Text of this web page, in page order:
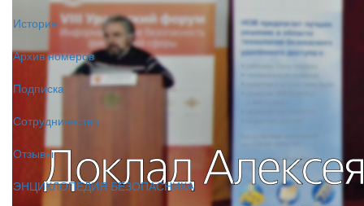
История
Архив номеров
Подписка
Сотрудничество
Отзывы
ЭНЦИКЛОПЕДИЯ БЕЗОПАСНИКА